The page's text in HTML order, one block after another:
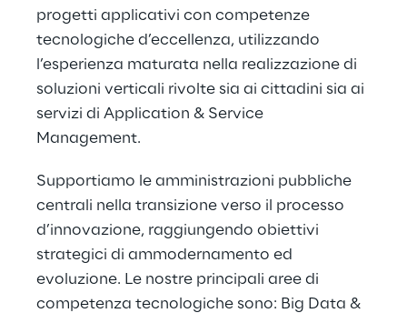
progetti applicativi con competenze
tecnologiche d’eccellenza, utilizzando
l’esperienza maturata nella realizzazione di
soluzioni verticali rivolte sia ai cittadini sia ai
servizi di Application & Service
Management.
Supportiamo le amministrazioni pubbliche
centrali nella transizione verso il processo
d’innovazione, raggiungendo obiettivi
strategici di ammodernamento ed
evoluzione. Le nostre principali aree di
competenza tecnologiche sono: Big Data &